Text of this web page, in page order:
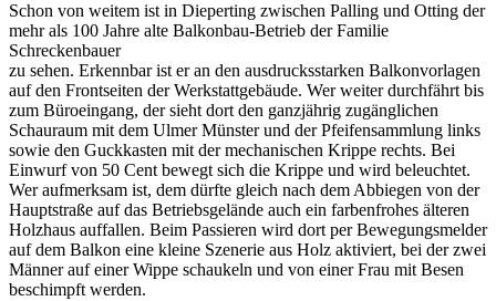
Schon von weitem ist in Dieperting zwischen Palling und Otting der
mehr als 100 Jahre alte Balkonbau-Betrieb der Familie
Schreckenbauer
zu sehen. Erkennbar ist er an den ausdrucksstarken Balkonvorlagen
auf den Frontseiten der Werkstattgebäude. Wer weiter durchfährt bis
zum Büroeingang, der sieht dort den ganzjährig zugänglichen
Schauraum mit dem Ulmer Münster und der Pfeifensammlung links
sowie den Guckkasten mit der mechanischen Krippe rechts. Bei
Einwurf von 50 Cent bewegt sich die Krippe und wird beleuchtet.
Wer aufmerksam ist, dem dürfte gleich nach dem Abbiegen von der
Hauptstraße auf das Betriebsgelände auch ein farbenfrohes älteren
Holzhaus auffallen. Beim Passieren wird dort per Bewegungsmelder
auf dem Balkon eine kleine Szenerie aus Holz aktiviert, bei der zwei
Männer auf einer Wippe schaukeln und von einer Frau mit Besen
beschimpft werden.